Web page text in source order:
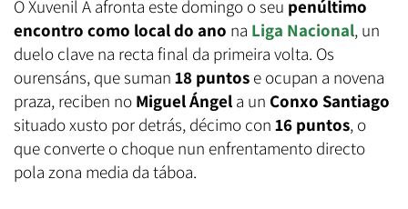
O Xuvenil A afronta este domingo o seu penúltimo
encontro como local do ano na Liga Nacional, un
duelo clave na recta final da primeira volta. Os
ourensáns, que suman 18 puntos e ocupan a novena
praza, reciben no Miguel Ángel a un Conxo Santiago
situado xusto por detrás, décimo con 16 puntos, o
que converte o choque nun enfrentamento directo
pola zona media da táboa.